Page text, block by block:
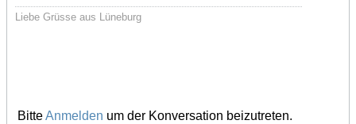
Liebe Grüsse aus Lüneburg
BitteAnmelden um der Konversation beizutreten.